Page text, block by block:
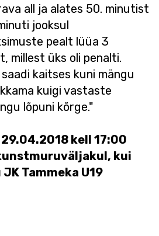
all ja alates 50. minutist
jooksul
pealt lüüa 3
millest üks oli penalti.
kaitses kuni mängu
kuigi vastaste
lõpuni kõrge."
kell 17:00
kui
Tammeka U19